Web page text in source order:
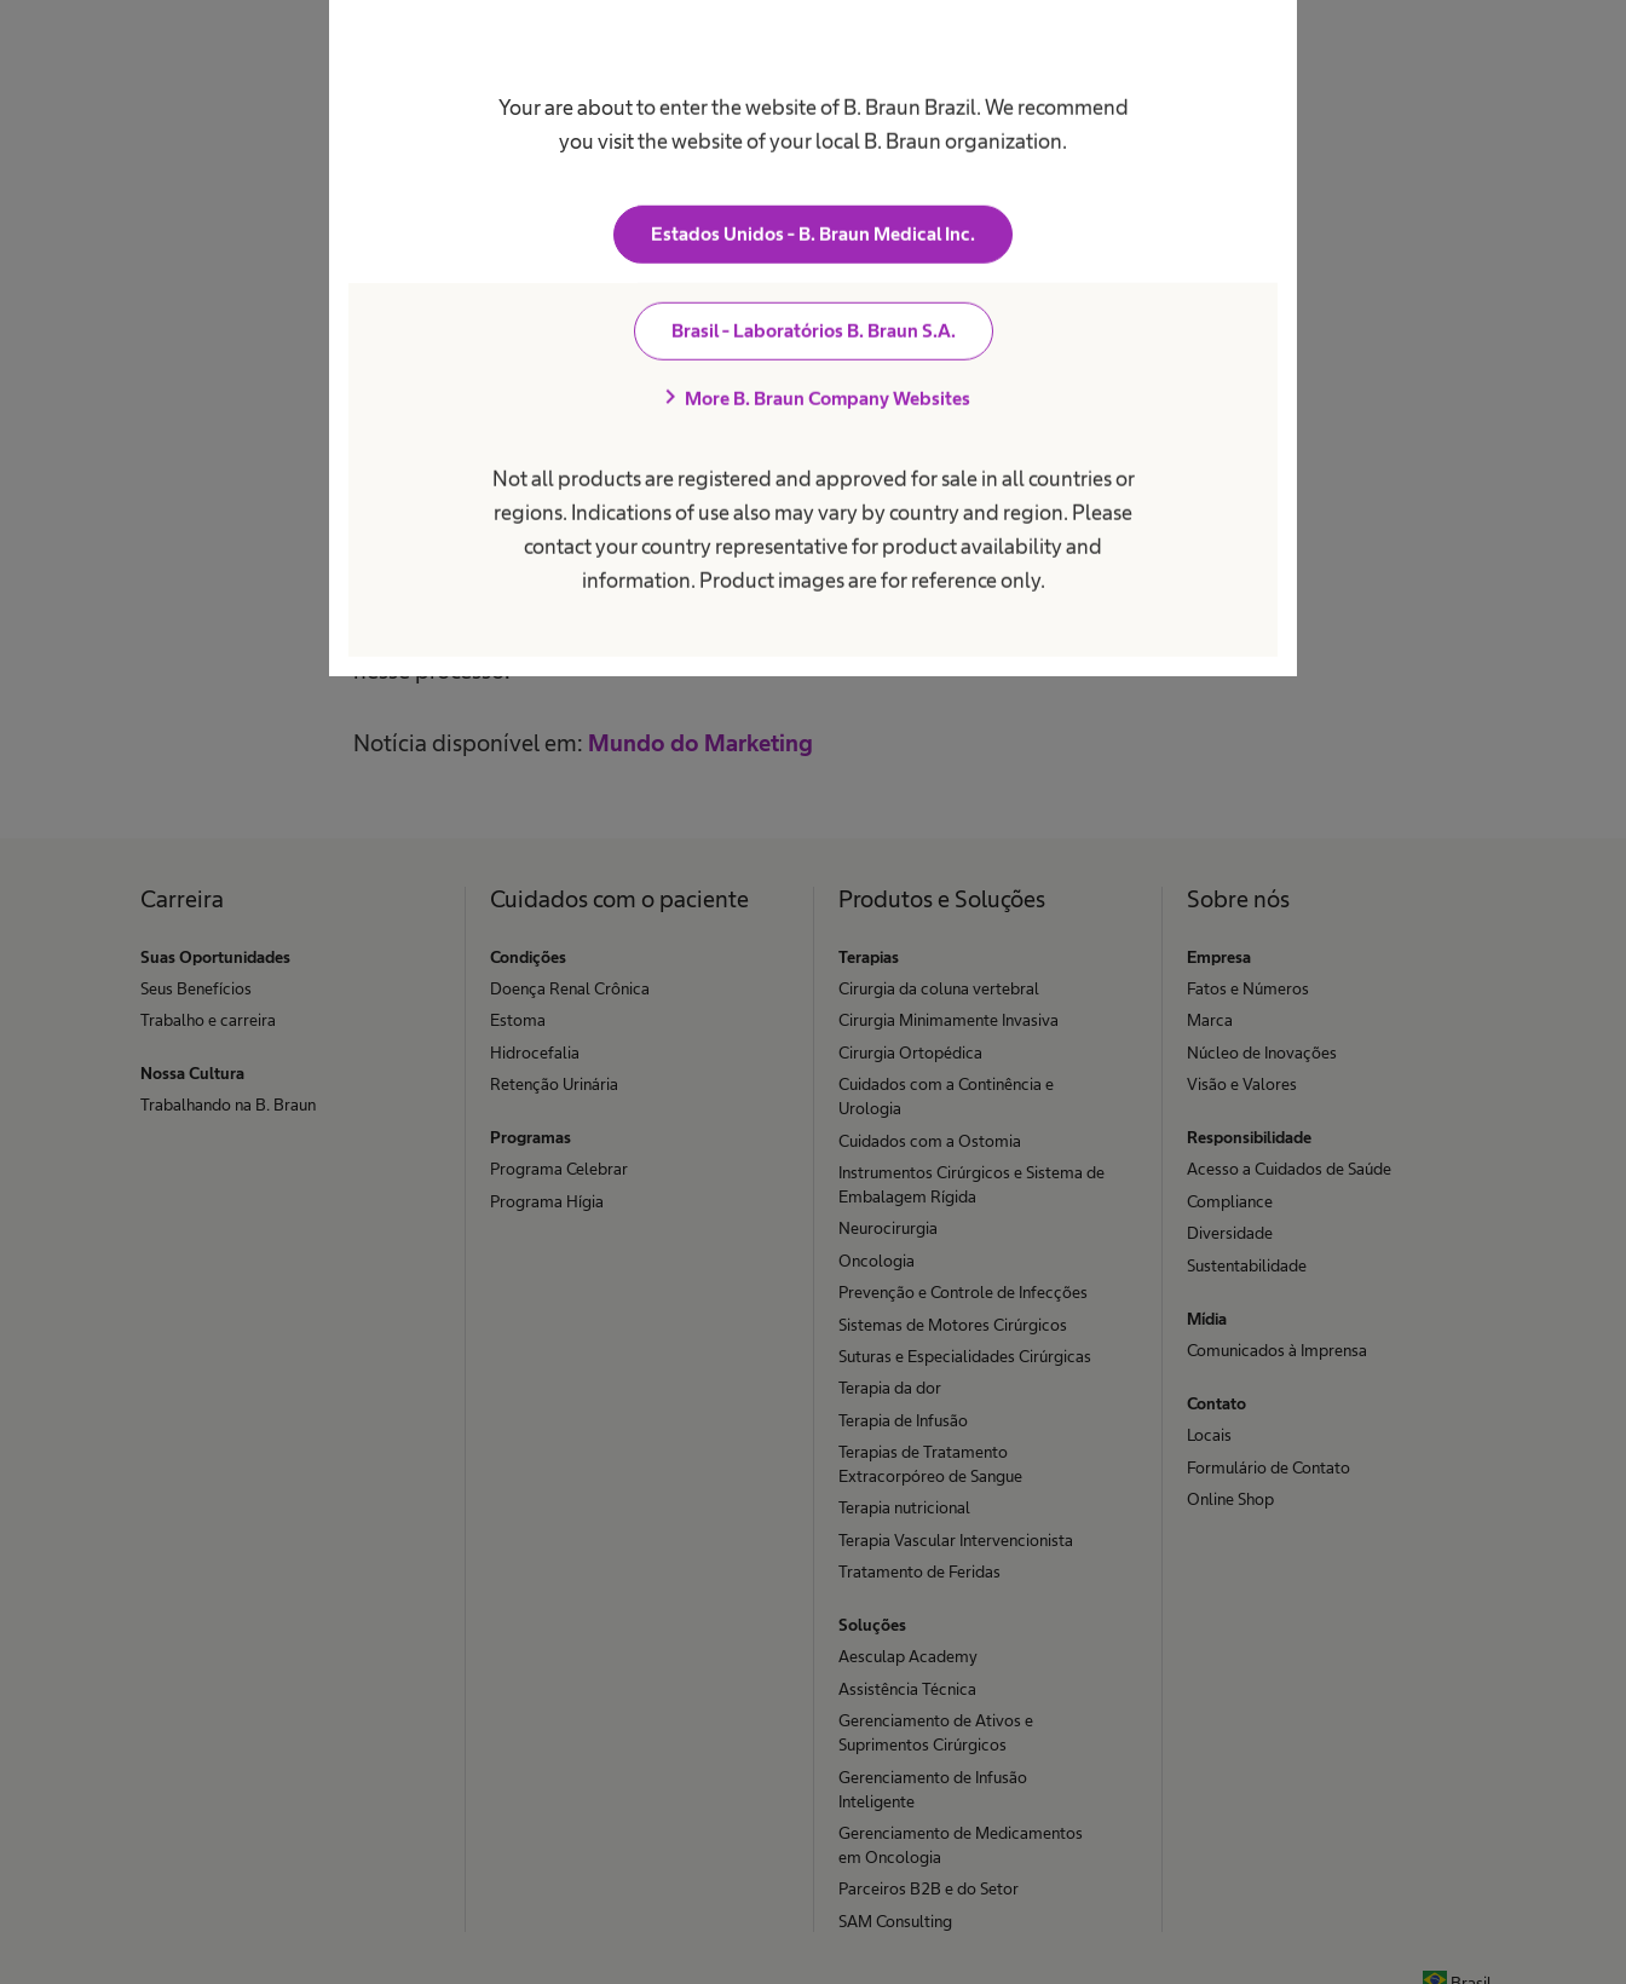
Your are about to enter the website of B. Braun Brazil. We recommend
you visit the website of your local B. Braun organization.
Estados Unidos - B. Braun Medical Inc.
Brasil - Laboratórios B. Braun S.A.
chevron_right More B. Braun Company Websites
Not all products are registered and approved for sale in all countries or
regions. Indications of use also may vary by country and region. Please
contact your country representative for product availability and
information. Product images are for reference only.
envolvimento direto da alta liderança, orientando iniciativas voltadas à inclusão e ao
“Mais do que cumprir uma exigência legal, a divulgação do relatório de igualdade
salarial representa nosso compromisso genuíno com uma cultura justa, ética e
transparente. Valorizamos as pessoas como o principal ativo da B. Braun e acreditamos
que a diversidade fortalece a inovação e o impacto positivo que geramos no mercado de
Com 1.300 colaboradores internos e 400 externos distribuídos por todo o país, a B. Braun
tem ampliado ações estruturadas para fortalecer um ambiente inclusivo e saudável, além
de estimular o desenvolvimento de talentos em todos os níveis. Em 2025, a empresa
nesse processo.
Notícia disponível em: Mundo do Marketing
Carreira
Suas Oportunidades
Seus Benefícios
Trabalho e carreira
Nossa Cultura
Trabalhando na B. Braun
Cuidados com o paciente
Condições
Doença Renal Crônica
Estoma
Hidrocefalia
Retenção Urinária
Programas
Programa Celebrar
Programa Hígia
Produtos e Soluções
Terapias
Cirurgia da coluna vertebral
Cirurgia Minimamente Invasiva
Cirurgia Ortopédica
Cuidados com a Continência e
Urologia
Cuidados com a Ostomia
Instrumentos Cirúrgicos e Sistema de
Embalagem Rígida
Neurocirurgia
Oncologia
Prevenção e Controle de Infecções
Sistemas de Motores Cirúrgicos
Suturas e Especialidades Cirúrgicas
Terapia da dor
Terapia de Infusão
Terapias de Tratamento
Extracorpóreo de Sangue
Terapia nutricional
Terapia Vascular Intervencionista
Tratamento de Feridas
Soluções
Aesculap Academy
Assistência Técnica
Gerenciamento de Ativos e
Suprimentos Cirúrgicos
Gerenciamento de Infusão
Inteligente
Gerenciamento de Medicamentos
em Oncologia
Parceiros B2B e do Setor
SAM Consulting
Sobre nós
Empresa
Fatos e Números
Marca
Núcleo de Inovações
Visão e Valores
Responsibilidade
Acesso a Cuidados de Saúde
Compliance
Diversidade
Sustentabilidade
Mídia
Comunicados à Imprensa
Contato
Locais
Formulário de Contato
Online Shop